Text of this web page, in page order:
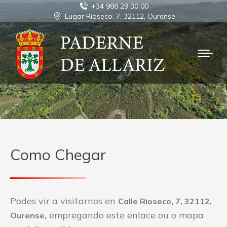
+34 988 29 30 00
Lugar Rioseco, 7, 32112, Ourense
Como Chegar
Podes vir a visitarnos en Calle Rioseco, 7, 32112,
Ourense, empregando este enlace ou o mapa